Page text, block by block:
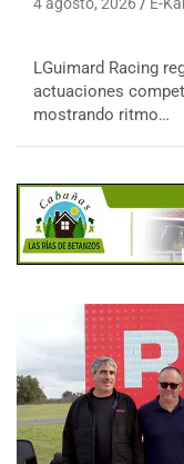
LGuimard Racing
actuaciones
mostrando ritmo…